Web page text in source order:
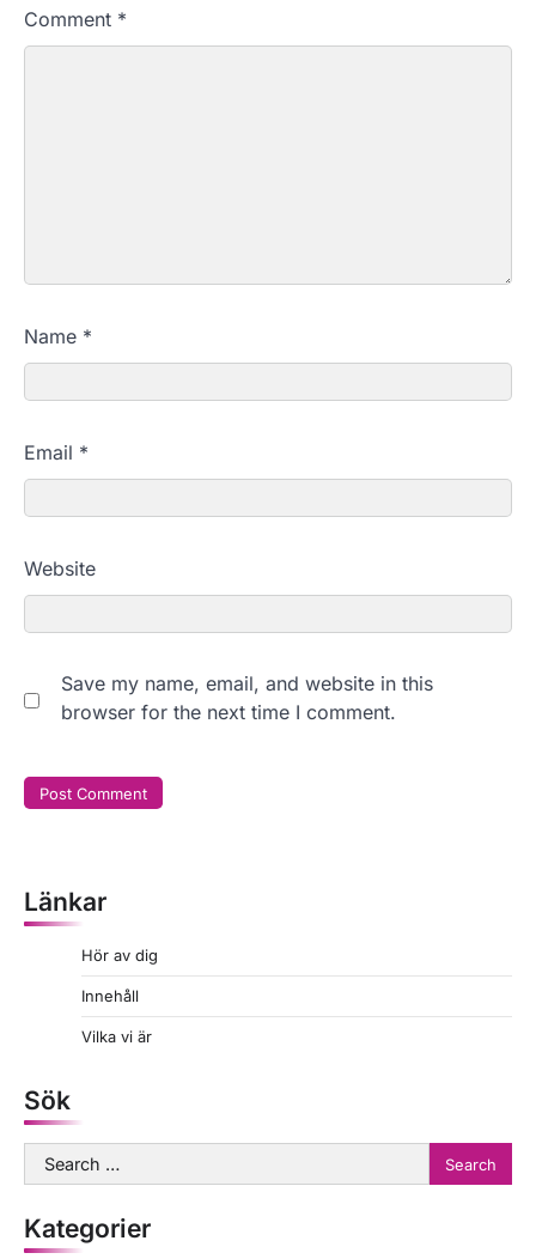
Comment *
Name *
Email *
Website
Save my name, email, and website in this
browser for the next time I comment.
Länkar
Hör av dig
Innehåll
Vilka vi är
Sök
Search
for:
Kategorier